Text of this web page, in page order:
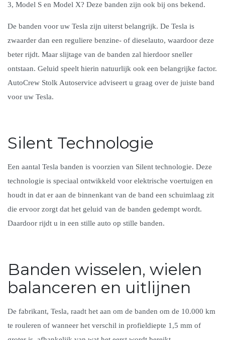
3, Model S en Model X? Deze banden zijn ook bij ons bekend.
De banden voor uw Tesla zijn uiterst belangrijk. De Tesla is
zwaarder dan een reguliere benzine- of dieselauto, waardoor deze
beter rijdt. Maar slijtage van de banden zal hierdoor sneller
ontstaan. Geluid speelt hierin natuurlijk ook een belangrijke factor.
AutoCrew Stolk Autoservice adviseert u graag over de juiste band
voor uw Tesla.
Silent Technologie
Een aantal Tesla banden is voorzien van Silent technologie. Deze
technologie is speciaal ontwikkeld voor elektrische voertuigen en
houdt in dat er aan de binnenkant van de band een schuimlaag zit
die ervoor zorgt dat het geluid van de banden gedempt wordt.
Daardoor rijdt u in een stille auto op stille banden.
Banden wisselen, wielen
balanceren en uitlijnen
De fabrikant, Tesla, raadt het aan om de banden om de 10.000 km
te rouleren of wanneer het verschil in profieldiepte 1,5 mm of